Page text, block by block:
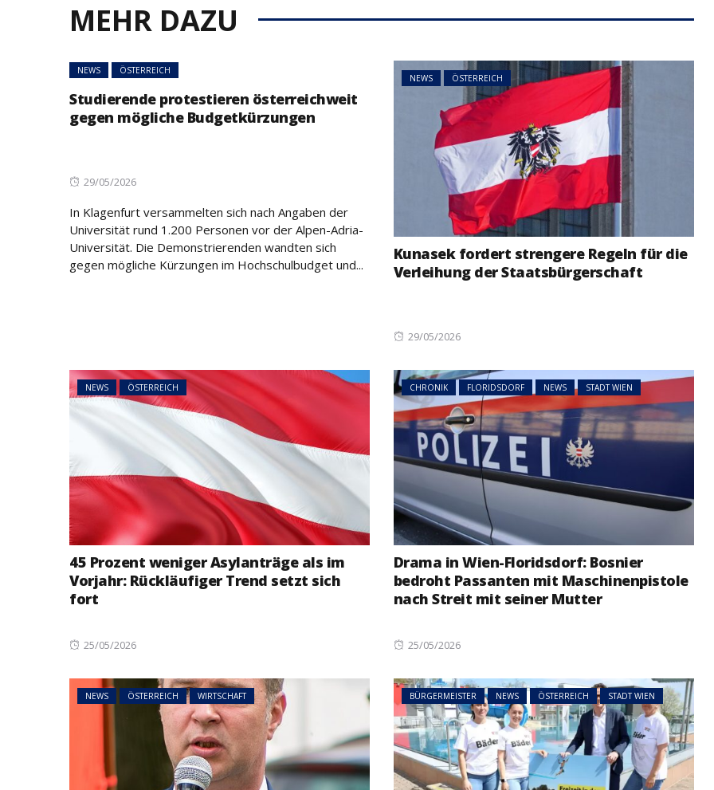
MEHR DAZU
NEWS ÖSTERREICH
Studierende protestieren österreichweit
gegen mögliche Budgetkürzungen
Posted
29/05/2026
In Klagenfurt versammelten sich nach Angaben der
Universität rund 1.200 Personen vor der Alpen-Adria-
Universität. Die Demonstrierenden wandten sich
gegen mögliche Kürzungen im Hochschulbudget und...
NEWS ÖSTERREICH
Kunasek fordert strengere Regeln für die
Verleihung der Staatsbürgerschaft
Posted
29/05/2026
NEWS ÖSTERREICH
45 Prozent weniger Asylanträge als im
Vorjahr: Rückläufiger Trend setzt sich
fort
Posted
25/05/2026
CHRONIK FLORIDSDORF NEWS STADT WIEN
Drama in Wien-Floridsdorf: Bosnier
bedroht Passanten mit Maschinenpistole
nach Streit mit seiner Mutter
Posted
25/05/2026
NEWS ÖSTERREICH WIRTSCHAFT BÜRGERMEISTER NEWS ÖSTERREICH STADT WIEN
NEWS ÖSTERREICH
45 Prozent weniger
Asylanträge als im Vorjahr:
Rückläufiger Trend setzt
sich fort
NEWS ÖSTERREICH
Studierende protestieren
österreichweit gegen
mögliche Budgetkürzungen